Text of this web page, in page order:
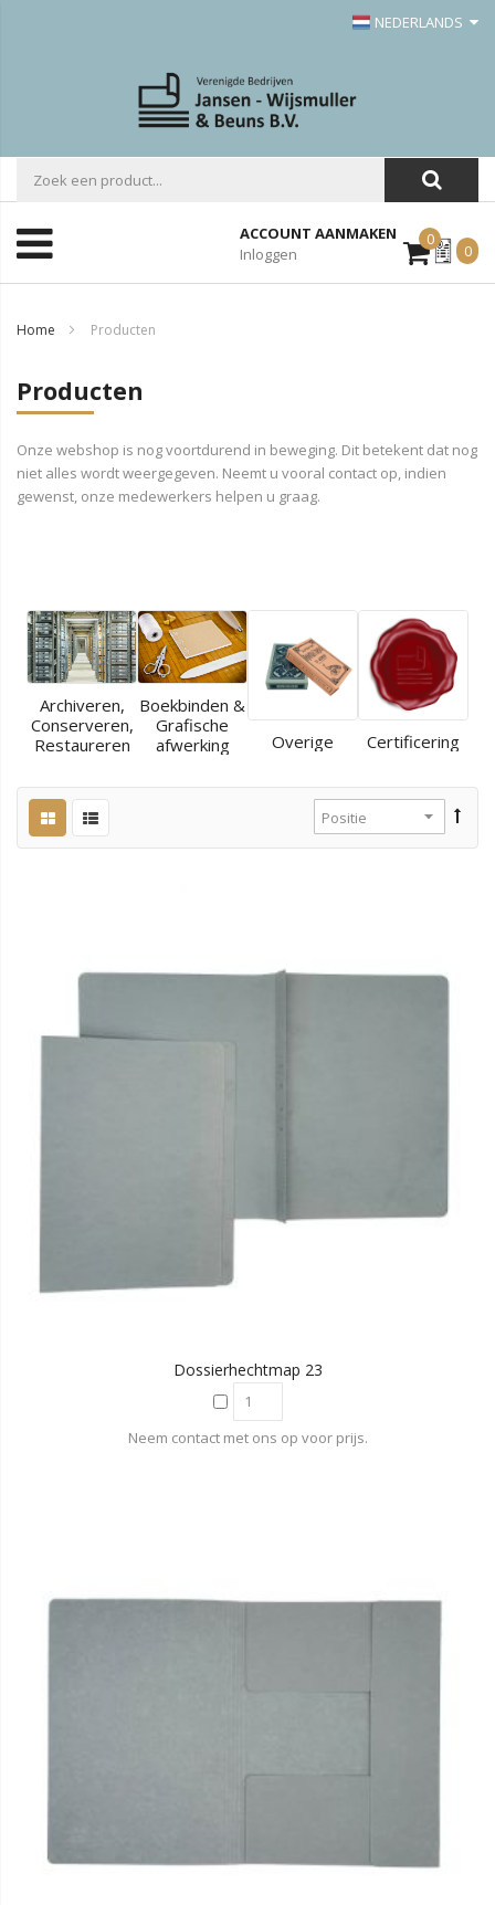
NEDERLANDS
ACCOUNT AANMAKEN
Inloggen
0Mijn
Offerte
0
Home Producten
Producten
Onze webshop is nog voortdurend in beweging. Dit betekent dat nog
niet alles wordt weergegeven. Neemt u vooral contact op, indien
gewenst, onze medewerkers helpen u graag.
Archiveren,
Conserveren,
Restaureren
Boekbinden &
Grafische
afwerking
Overige Certificering
Dossierhechtmap 23
Neem contact met ons op voor prijs.